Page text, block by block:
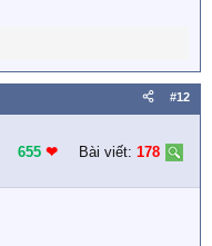
#12
655 ❤︎ Bài viết: 178